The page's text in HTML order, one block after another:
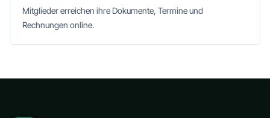
Mitglieder erreichen ihre Dokumente, Termine und
Rechnungen online.